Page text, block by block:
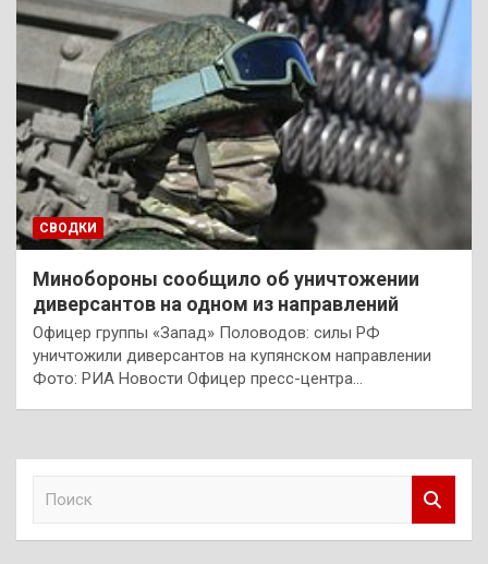
СВОДКИ
Минобороны сообщило об уничтожении
диверсантов на одном из направлений
Офицер группы «Запад» Половодов: силы РФ
уничтожили диверсантов на купянском направлении
Фото: РИА Новости Офицер пресс-центра…